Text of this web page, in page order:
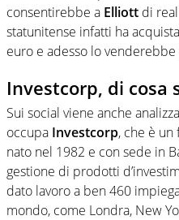
consentirebbe a Elliott di
statunitense infatti ha
euro e adesso lo
Investcorp, di cosa
Sui social viene anche
occupa Investcorp, che è
nato nel 1982 e con sede in
gestione di prodotti
dato lavoro a ben 460
mondo, come Londra, New